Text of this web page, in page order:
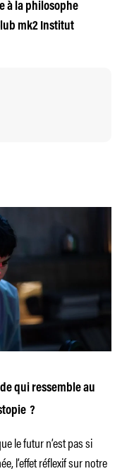
à la philosophe
mk2 Institut
qui ressemble au
?
le futur n’est pas si
l’effet réflexif sur notre